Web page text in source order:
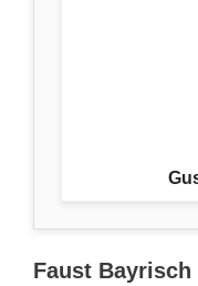
Faust Bayrisch